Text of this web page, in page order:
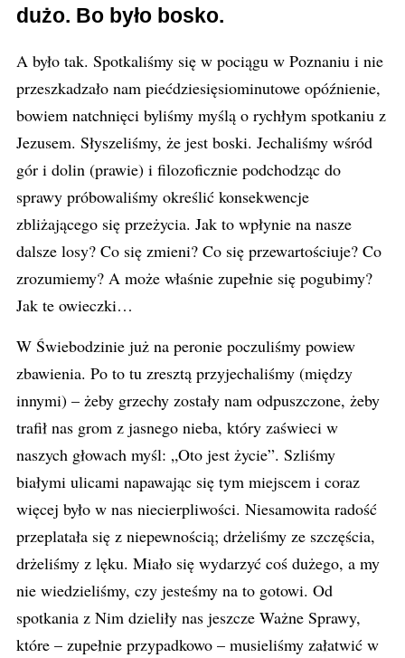
dużo. Bo było bosko.
A było tak. Spotkaliśmy się w pociągu w Poznaniu i nie
przeszkadzało nam piećdziesięsiominutowe opóźnienie,
bowiem natchnięci byliśmy myślą o rychłym spotkaniu z
Jezusem. Słyszeliśmy, że jest boski. Jechaliśmy wśród
gór i dolin (prawie) i filozoficznie podchodząc do
sprawy próbowaliśmy określić konsekwencje
zbliżającego się przeżycia. Jak to wpłynie na nasze
dalsze losy? Co się zmieni? Co się przewartościuje? Co
zrozumiemy? A może właśnie zupełnie się pogubimy?
Jak te owieczki…
W Świebodzinie już na peronie poczuliśmy powiew
zbawienia. Po to tu zresztą przyjechaliśmy (między
innymi) – żeby grzechy zostały nam odpuszczone, żeby
trafił nas grom z jasnego nieba, który zaświeci w
naszych głowach myśl: „Oto jest życie”. Szliśmy
białymi ulicami napawając się tym miejscem i coraz
więcej było w nas niecierpliwości. Niesamowita radość
przeplatała się z niepewnością; drżeliśmy ze szczęścia,
drżeliśmy z lęku. Miało się wydarzyć coś dużego, a my
nie wiedzieliśmy, czy jesteśmy na to gotowi. Od
spotkania z Nim dzieliły nas jeszcze Ważne Sprawy,
które – zupełnie przypadkowo – musieliśmy załatwić w